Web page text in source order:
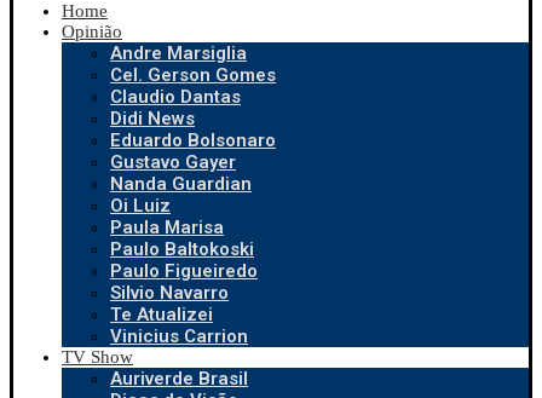
Home
Opinião
Andre Marsiglia
Cel. Gerson Gomes
Claudio Dantas
Didi News
Eduardo Bolsonaro
Gustavo Gayer
Nanda Guardian
Oi Luiz
Paula Marisa
Paulo Baltokoski
Paulo Figueiredo
Silvio Navarro
Te Atualizei
Vinicius Carrion
TV Show
Auriverde Brasil